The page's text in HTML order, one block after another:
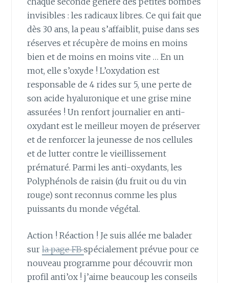
invisibles : les radicaux libres. Ce qui fait que
dès 30 ans, la peau s’affaiblit, puise dans ses
réserves et récupère de moins en moins
bien et de moins en moins vite … En un
mot, elle s’oxyde ! L’oxydation est
responsable de 4 rides sur 5, une perte de
son acide hyaluronique et une grise mine
assurées ! Un renfort journalier en anti-
oxydant est le meilleur moyen de préserver
et de renforcer la jeunesse de nos cellules
et de lutter contre le vieillissement
prématuré. Parmi les anti-oxydants, les
Polyphénols de raisin (du fruit ou du vin
rouge) sont reconnus comme les plus
puissants du monde végétal.
Action ! Réaction ! Je suis allée me balader
surla page FBspécialement prévue pour ce
nouveau programme pour découvrir mon
profil anti’ox ! j’aime beaucoup les conseils